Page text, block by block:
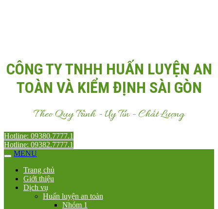
CÔNG TY TNHH HUẤN LUYỆN AN
TOÀN VÀ KIỂM ĐỊNH SÀI GÒN
Theo Quy Trình - Uy Tín - Chất Lượng
Hotline: 09380.7777.1
Hotline: 09382.7777.1
MENU
Trang chủ
Giới thiệu
Dịch vụ
Huấn luyện an toàn
Nhóm 1